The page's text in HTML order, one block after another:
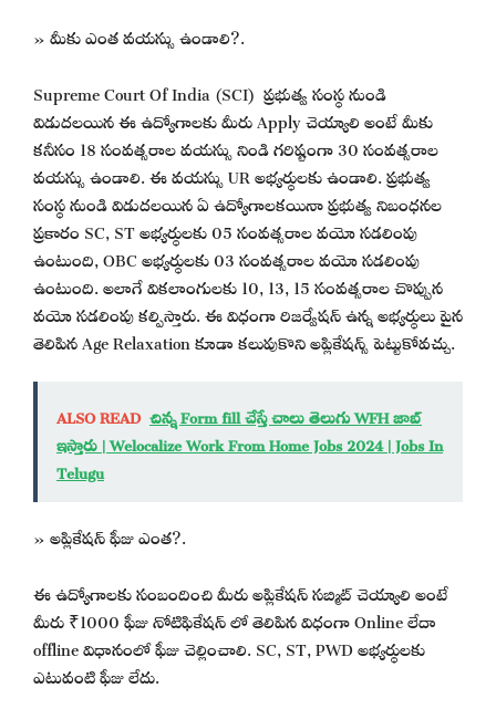
» మీకు ఎంత వయస్సు ఉండాలి?.
Supreme Court Of India (SCI) ప్రభుత్వ సంస్థ నుండి
విడుదలయిన ఈ ఉద్యోగాలకు మీరు Apply చెయ్యాలి అంటే మీకు
కనీసం 18 సంవత్సరాల వయస్సు నిండి గరిష్టంగా 30 సంవత్సరాల
వయస్సు ఉండాలి. ఈ వయస్సు UR అభ్యర్థులకు ఉండాలి. ప్రభుత్వ
సంస్థ నుండి విడుదలయిన ఏ ఉద్యోగాలకయినా ప్రభుత్వ నిబంధనల
ప్రకారం SC, ST అభ్యర్థులకు 05 సంవత్సరాల వయో సడలింపు
ఉంటుంది, OBC అభ్యర్థులకు 03 సంవత్సరాల వయో సడలింపు
ఉంటుంది. అలాగే వికలాంగులకు 10, 13, 15 సంవత్సరాల చొప్పున
వయో సడలింపు కల్పిస్తారు. ఈ విధంగా రిజర్వేషన్ ఉన్న అభ్యర్థులు పైన
తెలిపిన Age Relaxation కూడా కలుపుకొని అప్లికేషన్స్ పెట్టుకోవచ్చు.
ALSO READ చిన్న Form fill చేస్తే చాలు తెలుగు WFH జాబ్
ఇస్తారు | Welocalize Work From Home Jobs 2024 | Jobs In
Telugu
» అప్లికేషన్ ఫీజు ఎంత?.
ఈ ఉద్యోగాలకు సంబందించి మీరు అప్లికేషన్ సబ్మిట్ చెయ్యాలి అంటే
మీరు ₹1000 ఫీజు నోటిఫికేషన్ లో తెలిపిన విధంగా Online లేదా
offline విధానంలో ఫీజు చెల్లించాలి. SC, ST, PWD అభ్యర్థులకు
ఎటువంటి ఫీజు లేదు.